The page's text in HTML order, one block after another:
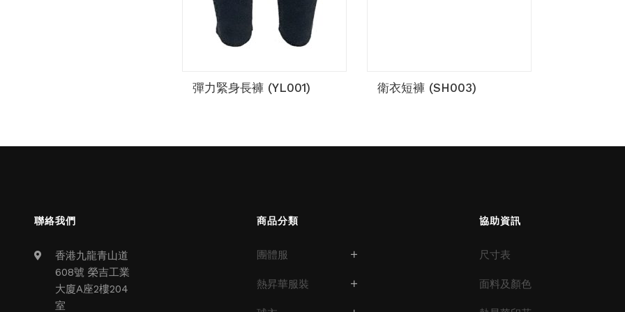
彈力緊身長褲 (YL001) 衛衣短褲 (SH003)
聯絡我們
香港九龍青山道
608號 榮吉工業
大廈A座2樓204
室
商品分類
團體服
熱昇華服裝
協助資訊
尺寸表
面料及顏色